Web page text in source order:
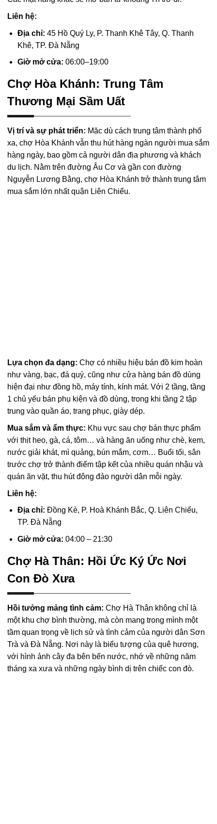
Liên hệ:
Địa chỉ: 45 Hồ Quý Ly, P. Thanh Khê Tây, Q. Thanh
Khê, TP. Đà Nẵng
Giờ mở cửa: 06:00–19:00
Chợ Hòa Khánh: Trung Tâm
Thương Mại Sầm Uất
Vị trí và sự phát triển: Mặc dù cách trung tâm thành phố
xa, chợ Hòa Khánh vẫn thu hút hàng ngàn người mua sắm
hàng ngày, bao gồm cả người dân địa phương và khách
du lịch. Nằm trên đường Âu Cơ và gần con đường
Nguyễn Lương Bằng, chợ Hòa Khánh trở thành trung tâm
mua sắm lớn nhất quận Liên Chiểu.
Lựa chọn đa dạng: Chợ có nhiều hiệu bán đồ kim hoàn
như vàng, bạc, đá quý, cũng như cửa hàng bán đồ dùng
hiện đại như đồng hồ, máy tính, kính mát. Với 2 tầng, tầng
1 chủ yếu bán phụ kiện và đồ dùng, trong khi tầng 2 tập
trung vào quần áo, trang phục, giày dép.
Mua sắm và ẩm thực: Khu vực sau chợ bán thực phẩm
với thịt heo, gà, cá, tôm… và hàng ăn uống như chè, kem,
nước giải khát, mì quảng, bún mắm, cơm… Buổi tối, sân
trước chợ trở thành điểm tập kết của nhiều quán nhậu và
quán ăn vặt, thu hút đông đảo người dân mỗi ngày.
Liên hệ:
Địa chỉ: Đồng Kè, P. Hoà Khánh Bắc, Q. Liên Chiểu,
TP. Đà Nẵng
Giờ mở cửa: 04:00 – 21:30
Chợ Hà Thân: Hồi Ức Ký Ức Nơi
Con Đò Xưa
Hồi tưởng mảng tình cảm: Chợ Hà Thân không chỉ là
một khu chợ bình thường, mà còn mang trong mình một
tầm quan trọng về lịch sử và tình cảm của người dân Sơn
Trà và Đà Nẵng. Nơi này là biểu tượng của quê hương,
với hình ảnh cây đa bên bến nước, nhớ về những năm
tháng xa xưa và những ngày bình dị trên chiếc con đò.